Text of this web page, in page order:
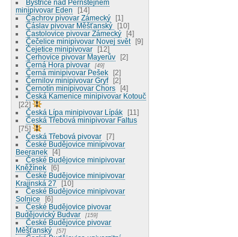
Bystřice nad Pernštejnem
minipivovar Eden
14
Čachrov pivovar Zámecký
1
Čáslav pivovar Měšťanský
10
Častolovice pivovar Zámecký
4
Čečelice minipivovar Novej svět
9
Čejetice minipivovar
12
Cerhovice pivovar Mayerův
2
Černá Hora pivovar
49
Černá minipivovar Pešek
2
Černilov minipivovar Gryf
2
Černotín minipivovar Chors
4
Česká Kamenice minipivovar Kotouč
22
Česká Lípa minipivovar Lípák
11
Česká Třebová minipivovar Faltus
75
Česká Třebová pivovar
7
České Budějovice minipivovar
Beeranek
4
České Budějovice minipivovar
Kněžínek
6
České Budějovice minipivovar
Krajinská 27
10
České Budějovice minipivovar
Solnice
6
České Budějovice pivovar
Budějovický Budvar
159
České Budějovice pivovar
Měšťanský
57